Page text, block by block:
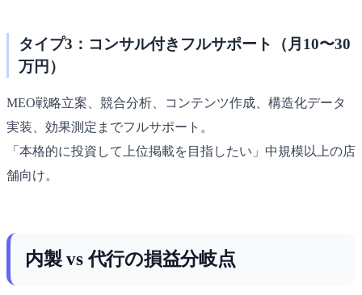
タイプ3：コンサル付きフルサポート（月10〜30
万円）
MEO戦略立案、競合分析、コンテンツ作成、構造化データ
実装、効果測定までフルサポート。
「本格的に投資して上位掲載を目指したい」中規模以上の店
舗向け。
内製 vs 代行の損益分岐点